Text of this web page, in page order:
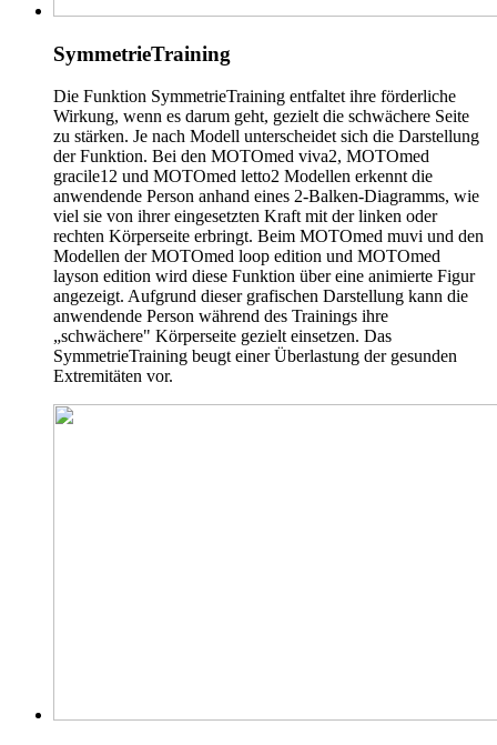
SymmetrieTraining
Die Funktion SymmetrieTraining entfaltet ihre förderliche
Wirkung, wenn es darum geht, gezielt die schwächere Seite
zu stärken. Je nach Modell unterscheidet sich die Darstellung
der Funktion. Bei den MOTOmed viva2, MOTOmed
gracile12 und MOTOmed letto2 Modellen erkennt die
anwendende Person anhand eines 2-Balken-Diagramms, wie
viel sie von ihrer eingesetzten Kraft mit der linken oder
rechten Körperseite erbringt. Beim MOTOmed muvi und den
Modellen der MOTOmed loop edition und MOTOmed
layson edition wird diese Funktion über eine animierte Figur
angezeigt. Aufgrund dieser grafischen Darstellung kann die
anwendende Person während des Trainings ihre
„schwächere" Körperseite gezielt einsetzen. Das
SymmetrieTraining beugt einer Überlastung der gesunden
Extremitäten vor.